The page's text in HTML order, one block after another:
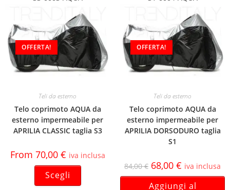
OFFERTA!
Teli da esterno
Telo coprimoto AQUA da
esterno impermeabile per
APRILIA CLASSIC taglia S3
From 70,00 € iva inclusa
Scegli
OFFERTA!
Teli da esterno
Telo coprimoto AQUA da
esterno impermeabile per
APRILIA DORSODURO taglia
S1
84,00€ 68,00 € iva inclusa
Aggiungi al